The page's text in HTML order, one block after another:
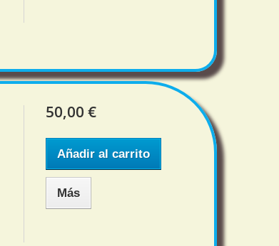
50,00 €
Añadir al carrito
Más